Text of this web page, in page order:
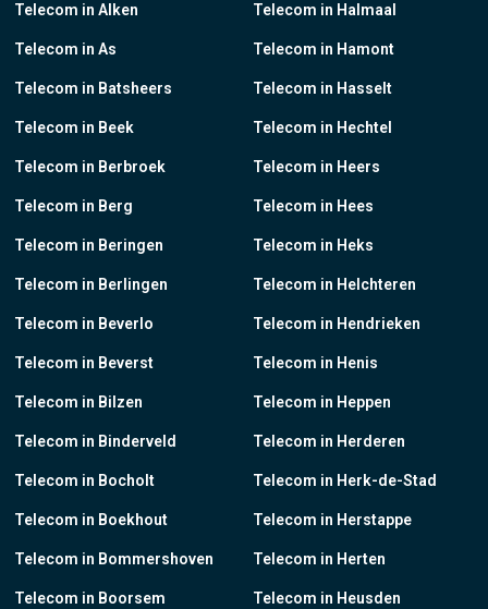
Telecom in Alken
Telecom in As
Telecom in Batsheers
Telecom in Beek
Telecom in Berbroek
Telecom in Berg
Telecom in Beringen
Telecom in Berlingen
Telecom in Beverlo
Telecom in Beverst
Telecom in Bilzen
Telecom in Binderveld
Telecom in Bocholt
Telecom in Boekhout
Telecom in Bommershoven
Telecom in Boorsem
Telecom in Halmaal
Telecom in Hamont
Telecom in Hasselt
Telecom in Hechtel
Telecom in Heers
Telecom in Hees
Telecom in Heks
Telecom in Helchteren
Telecom in Hendrieken
Telecom in Henis
Telecom in Heppen
Telecom in Herderen
Telecom in Herk-de-Stad
Telecom in Herstappe
Telecom in Herten
Telecom in Heusden